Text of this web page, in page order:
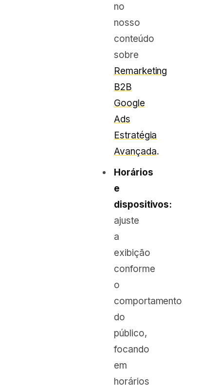
no
nosso
conteúdo
sobre
Remarketing
B2B
Google
Ads
Estratégia
Avançada.
Horários
e
dispositivos:
ajuste
a
exibição
conforme
o
comportamento
do
público,
focando
em
horários